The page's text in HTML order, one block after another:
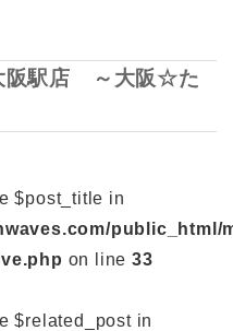
駅店 ～大阪☆た
$post_title in
public_html/
on line33
$related_post in